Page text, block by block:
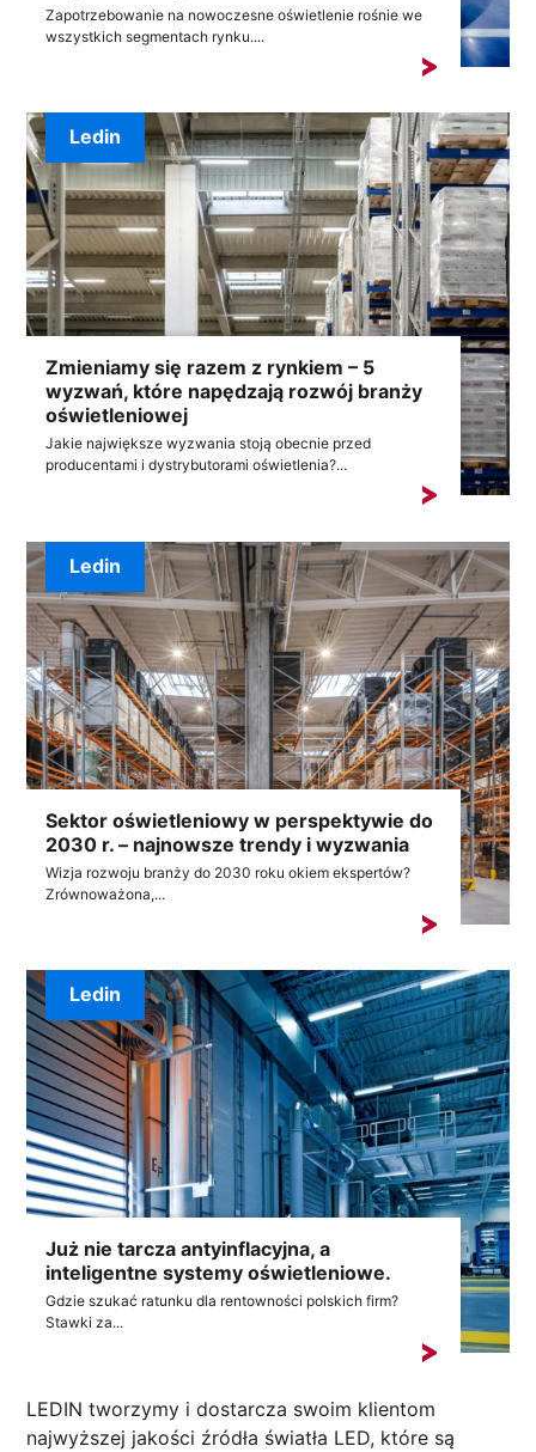
Zapotrzebowanie na nowoczesne oświetlenie rośnie we
wszystkich segmentach rynku....
Zmieniamy się razem z rynkiem – 5
wyzwań, które napędzają rozwój branży
oświetleniowej
Jakie największe wyzwania stoją obecnie przed
producentami i dystrybutorami oświetlenia?...
Ledin
Sektor oświetleniowy w perspektywie do
2030 r. – najnowsze trendy i wyzwania
Wizja rozwoju branży do 2030 roku okiem ekspertów?
Zrównoważona,...
Ledin
Już nie tarcza antyinflacyjna, a
inteligentne systemy oświetleniowe.
Gdzie szukać ratunku dla rentowności polskich firm?
Stawki za...
Ledin
LEDIN tworzymy i dostarcza swoim klientom
najwyższej jakości źródła światła LED, które są